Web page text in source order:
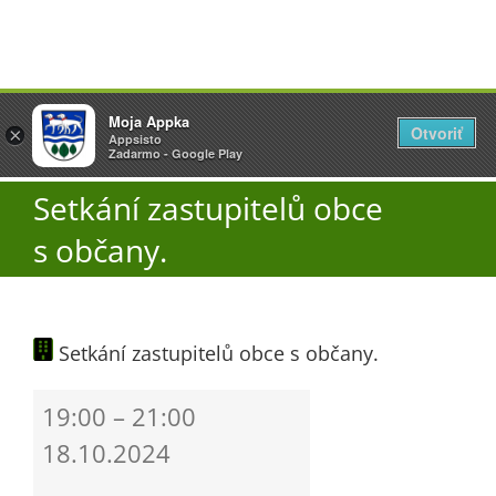
Přeskočit
na
obsah
Úřad
O obci
Aktuality
Setkání zastupitelů obce
s občany.
Setkání zastupitelů obce s občany.
zastupitelů
obce
19:00 – 21:00
18.10.2024
×
Vyžlovka
AppSisto
- In Google Play
Otevřít
×
Moja Appka
Appsisto
Zadarmo - Google Play
Otvoriť